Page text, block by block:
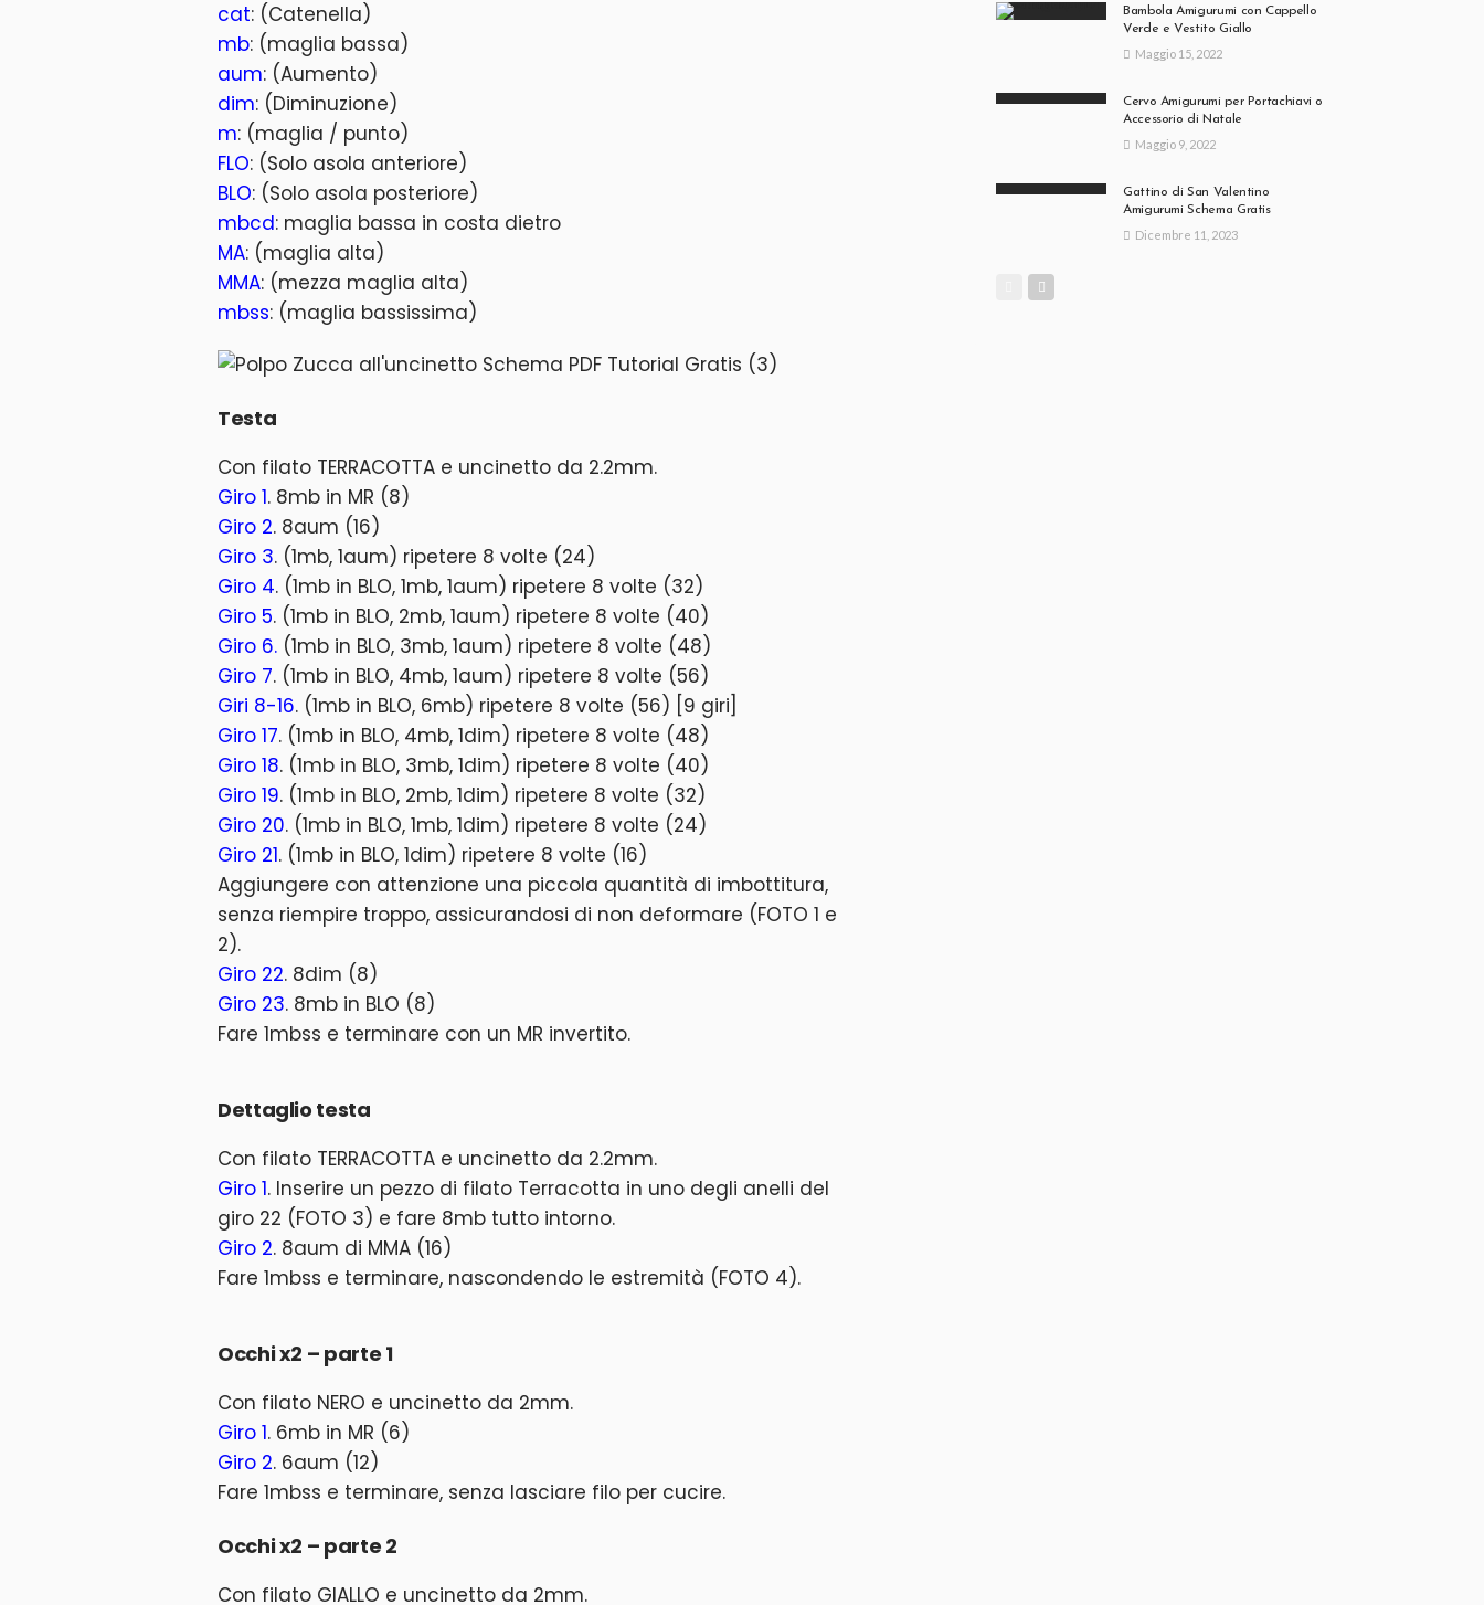
cat: (Catenella)
mb: (maglia bassa)
aum: (Aumento)
dim: (Diminuzione)
m: (maglia / punto)
FLO: (Solo asola anteriore)
BLO: (Solo asola posteriore)
mbcd: maglia bassa in costa dietro
MA: (maglia alta)
MMA: (mezza maglia alta)
mbss: (maglia bassissima)
Testa
Con filato TERRACOTTA e uncinetto da 2.2mm.
Giro 1. 8mb in MR (8)
Giro 2. 8aum (16)
Giro 3. (1mb, 1aum) ripetere 8 volte (24)
Giro 4. (1mb in BLO, 1mb, 1aum) ripetere 8 volte (32)
Giro 5. (1mb in BLO, 2mb, 1aum) ripetere 8 volte (40)
Giro 6. (1mb in BLO, 3mb, 1aum) ripetere 8 volte (48)
Giro 7. (1mb in BLO, 4mb, 1aum) ripetere 8 volte (56)
Giri 8-16. (1mb in BLO, 6mb) ripetere 8 volte (56) [9 giri]
Giro 17. (1mb in BLO, 4mb, 1dim) ripetere 8 volte (48)
Giro 18. (1mb in BLO, 3mb, 1dim) ripetere 8 volte (40)
Giro 19. (1mb in BLO, 2mb, 1dim) ripetere 8 volte (32)
Giro 20. (1mb in BLO, 1mb, 1dim) ripetere 8 volte (24)
Giro 21. (1mb in BLO, 1dim) ripetere 8 volte (16)
Aggiungere con attenzione una piccola quantità di imbottitura,
senza riempire troppo, assicurandosi di non deformare (FOTO 1 e
2).
Giro 22. 8dim (8)
Giro 23. 8mb in BLO (8)
Fare 1mbss e terminare con un MR invertito.
Dettaglio testa
Con filato TERRACOTTA e uncinetto da 2.2mm.
Giro 1. Inserire un pezzo di filato Terracotta in uno degli anelli del
giro 22 (FOTO 3) e fare 8mb tutto intorno.
Giro 2. 8aum di MMA (16)
Fare 1mbss e terminare, nascondendo le estremità (FOTO 4).
Occhi x2 – parte 1
Con filato NERO e uncinetto da 2mm.
Giro 1. 6mb in MR (6)
Giro 2. 6aum (12)
Fare 1mbss e terminare, senza lasciare filo per cucire.
Occhi x2 – parte 2
Con filato GIALLO e uncinetto da 2mm.
Bambola Amigurumi con Cappello
Verde e Vestito Giallo
Maggio 15, 2022
Cervo Amigurumi per Portachiavi o
Accessorio di Natale
Maggio 9, 2022
Gattino di San Valentino
Amigurumi Schema Gratis
Dicembre 11, 2023